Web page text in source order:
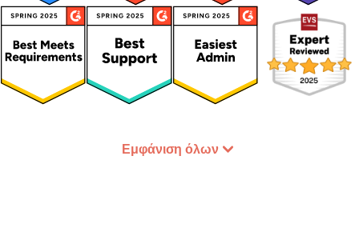
Εμφάνιση όλων